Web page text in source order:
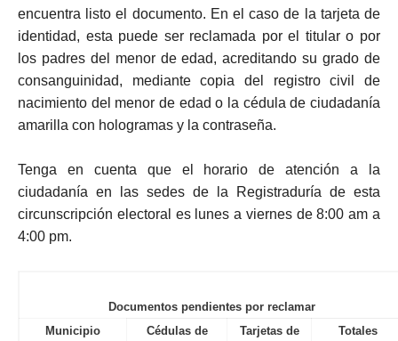
encuentra listo el documento. En el caso de la tarjeta de
identidad, esta puede ser reclamada por el titular o por
los padres del menor de edad, acreditando su grado de
consanguinidad, mediante copia del registro civil de
nacimiento del menor de edad o la cédula de ciudadanía
amarilla con hologramas y la contraseña.
Tenga en cuenta que el horario de atención a la
ciudadanía en las sedes de la Registraduría de esta
circunscripción electoral es lunes a viernes de 8:00 am a
4:00 pm.
Documentos pendientes por reclamar
Municipio
Cédulas de
Tarjetas de
Totales